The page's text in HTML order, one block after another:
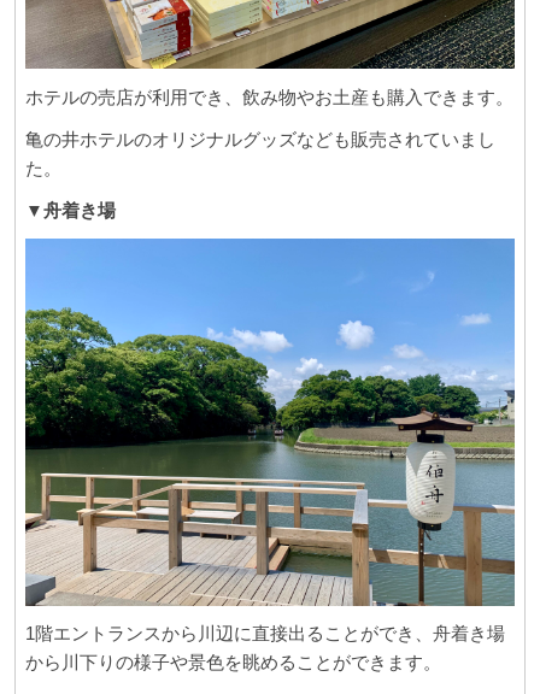
ホテルの売店が利用でき、飲み物やお土産も購入できます。
亀の井ホテルのオリジナルグッズなども販売されていまし
た。
▼舟着き場
1階エントランスから川辺に直接出ることができ、舟着き場
から川下りの様子や景色を眺めることができます。